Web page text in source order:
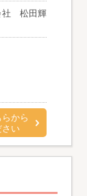
社 松田輝
から
さい